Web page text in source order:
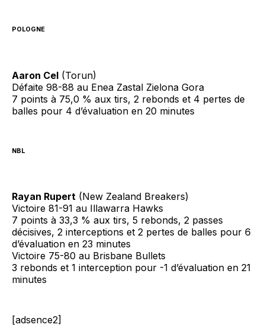
POLOGNE
Aaron Cel (Torun)
Défaite 98-88 au Enea Zastal Zielona Gora
7 points à 75,0 % aux tirs, 2 rebonds et 4 pertes de
balles pour 4 d’évaluation en 20 minutes
NBL
Rayan Rupert (New Zealand Breakers)
Victoire 81-91 au Illawarra Hawks
7 points à 33,3 % aux tirs, 5 rebonds, 2 passes
décisives, 2 interceptions et 2 pertes de balles pour 6
d’évaluation en 23 minutes
Victoire 75-80 au Brisbane Bullets
3 rebonds et 1 interception pour -1 d’évaluation en 21
minutes
[adsence2]